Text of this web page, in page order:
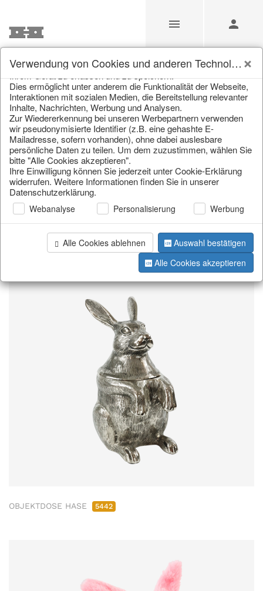
Unsere Produkte für
Händler
Home /Unsere Produkte für Händler/Ostern
Seite 1 von 501 Artikel
OBJEKTDOSE HASE 5442
Verwendung von Cookies und anderen Technologien
Technologien (im Folgenden: Cookies), um Informationen von
Ihrem Gerät zu erfassen und zu speichern.
Dies ermöglicht unter anderem die Funktionalität der Webseite,
Interaktionen mit sozialen Medien, die Bereitstellung relevanter
Inhalte, Nachrichten, Werbung und Analysen.
Zur Wiedererkennung bei unseren Werbepartnern verwenden
wir pseudonymisierte Identifier (z.B. eine gehashte E-
Mailadresse, sofern vorhanden), ohne dabei auslesbare
persönliche Daten zu teilen. Um dem zuzustimmen, wählen Sie
bitte "Alle Cookies akzeptieren".
Ihre Einwilligung können Sie jederzeit unter Cookie-Erklärung
widerrufen. Weitere Informationen finden Sie in unserer
Datenschutzerklärung.
Webanalyse Personalisierung Werbung
Alle Cookies ablehnen
Auswahl bestätigen
Alle Cookies akzeptieren